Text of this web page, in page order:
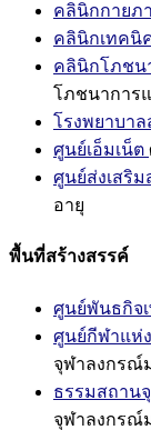
คลินิกกายภ
คลินิกเทคนิ
คลินิกโภชน
โภชนาการ
โรงพยาบาล
ศูนย์เอ็มเน็ต
ศูนย์ส่งเสริ
อายุ
พื้นที่สร้างสรรค์
ศูนย์พันธกิจ
ศูนย์กีฬาแห่
จุฬาลงกรณ์
ธรรมสถาน
จุฬาลงกรณ์